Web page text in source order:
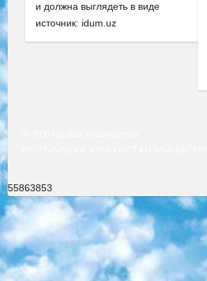
и должна выглядеть в виде
источник: idum.uz
55863853